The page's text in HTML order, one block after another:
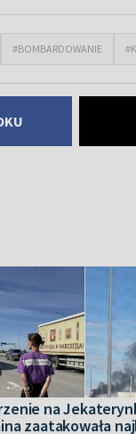
#BOMBARDOWANIE
na
zaatakowała